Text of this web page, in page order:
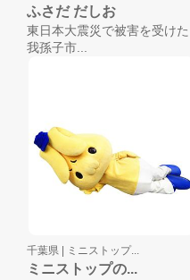
ふさだ だしお
東日本大震災で被害を受けた
我孫子市...
千葉県 | ミニストップ...
ミニストップの...